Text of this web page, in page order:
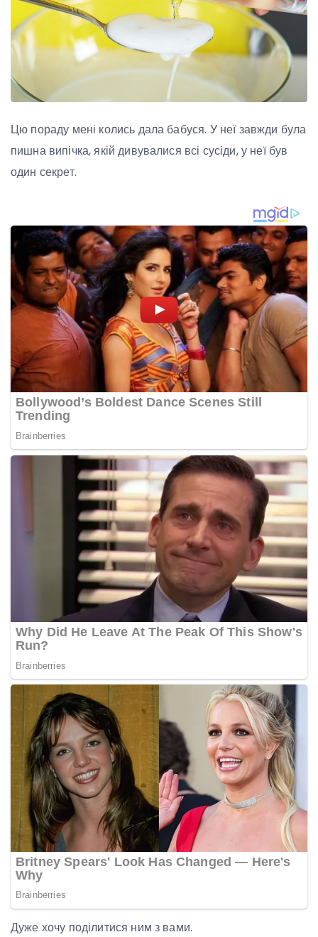
Цю пораду мені колись дала бабуся. У неї завжди була
пишна випічка, якій дивувалися всі сусіди, у неї був
один секрет.
Дуже хочу поділитися ним з вами.